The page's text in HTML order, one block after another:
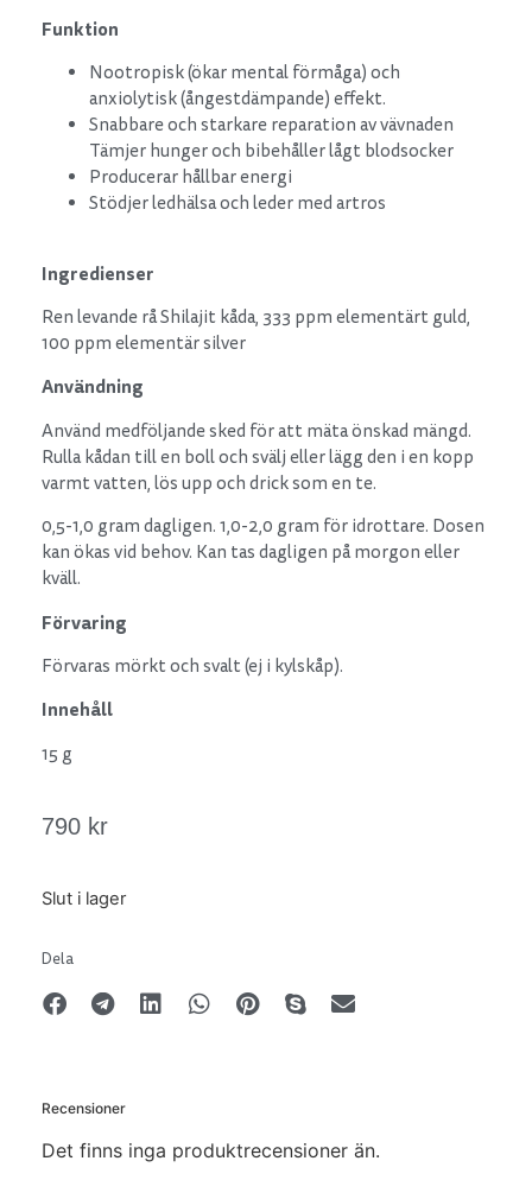
Funktion
Nootropisk (ökar mental förmåga) och
anxiolytisk (ångestdämpande) effekt.
Snabbare och starkare reparation av vävnaden
Tämjer hunger och bibehåller lågt blodsocker
Producerar hållbar energi
Stödjer ledhälsa och leder med artros
Ingredienser
Ren levande rå Shilajit kåda, 333 ppm elementärt guld,
100 ppm elementär silver
Användning
Använd medföljande sked för att mäta önskad mängd.
Rulla kådan till en boll och svälj eller lägg den i en kopp
varmt vatten, lös upp och drick som en te.
0,5-1,0 gram dagligen. 1,0-2,0 gram för idrottare. Dosen
kan ökas vid behov. Kan tas dagligen på morgon eller
kväll.
Förvaring
Förvaras mörkt och svalt (ej i kylskåp).
Innehåll
15 g
790 kr
Slut i lager
Dela
Recensioner
Det finns inga produktrecensioner än.